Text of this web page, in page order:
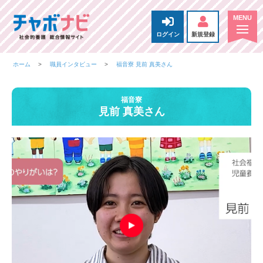
ログイン 新規登録
ホーム 職員インタビュー 福音寮 見前 真美さん
福音寮
見前 真美さん